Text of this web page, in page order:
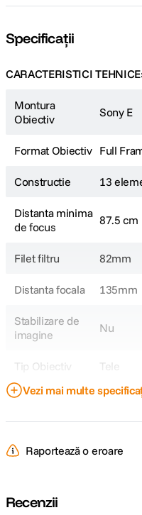
Specificații
CARACTERISTICI
Montura
Obiectiv
Sony E
Format Obiectiv Full
Constructie 13
Distanta minima
de focus
87.5 cm
Filet filtru 82mm
Distanta focala 135mm
Stabilizare de
imagine
Nu
Tip Obiectiv Tele
Gama Obiectiv Sigma
Zoom
Unghi de
Vezi mai multe
Raportează o eroare
Recenzii